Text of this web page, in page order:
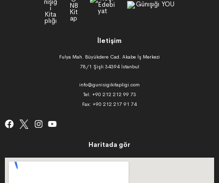
İletişim
Fulya Mah. Büyükdere Cad. Akabe İş Merkezi
78/1 Şişli 34394 İstanbul
info@gunisigikitapligi.com
Tel: +90 212 212 99 73
Fax: +90 212 217 91 74
Haritada gör